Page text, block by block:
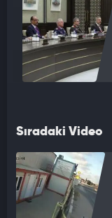
Sıradaki Video